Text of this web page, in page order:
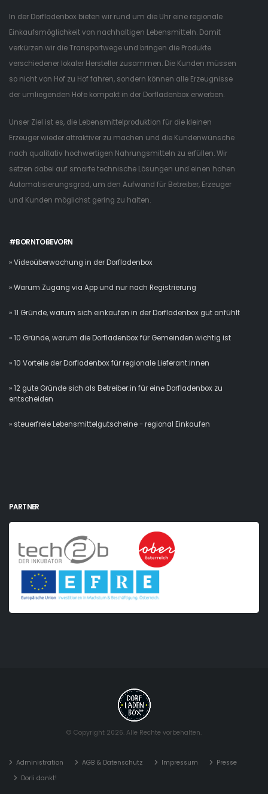
In der Dorfladenbox bieten wir rund um die Uhr eine regionale
Einkaufsmöglichkeit von nachhaltigen Lebensmitteln. Damit
verkürzen wir die Transportwege und bringen die Produkte
verschiedener lokaler Hersteller zusammen. Die Kunden müssen
so nicht von Hof zu Hof fahren, sondern können alle Erzeugnisse
der umliegenden Höfe kompakt in der Dorfladenbox erwerben.
Unser Ziel ist es, die Lebensmittelproduktion für die kleinen
Erzeuger wieder attraktiver zu machen und die Kundenwünsche
nach qualitativ hochwertigen Nahrungsmitteln zu erfüllen. Wir
setzen dabei auf smarte technische Lösungen und einen hohen
Automatisierungsgrad, um den Aufwand für Betreiber, Erzeuger
und Kunden möglichst gering zu halten.
#BORNTOBEVORN
» Videoüberwachung in der Dorfladenbox
» Warum Zugang via App und nur nach Registrierung
» 11 Gründe, warum sich einkaufen in der Dorfladenbox gut anfühlt
» 10 Gründe, warum die Dorfladenbox für Gemeinden wichtig ist
» 10 Vorteile der Dorfladenbox für regionale Lieferant:innen
» 12 gute Gründe sich als Betreiber:in für eine Dorfladenbox zu
entscheiden
» steuerfreie Lebensmittelgutscheine - regional Einkaufen
PARTNER
© Copyright 2026. Alle Rechte vorbehalten.
Administration AGB & Datenschutz Impressum
Presse
Dorli dankt!